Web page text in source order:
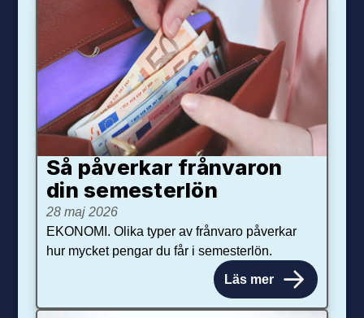
Så påverkar från­varon
din semester­lön
28 maj 2026
EKONOMI. Olika typer av frånvaro påverkar
hur mycket pengar du får i semesterlön.
Läs mer